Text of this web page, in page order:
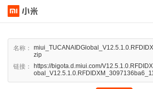
名称：
zip
链接：
https://bigota.d.miui.com/